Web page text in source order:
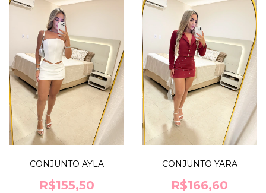
CONJUNTO AYLA
R$155,50
CONJUNTO YARA
R$166,60